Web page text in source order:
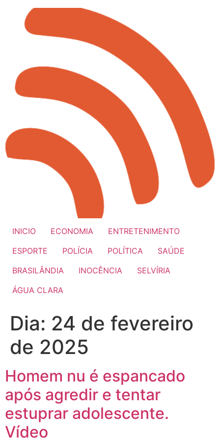
INICIO ECONOMIA
ENTRETENIMENTO
ESPORTE
POLÍCIA POLÍTICA
SAÚDE
BRASILÂNDIA
INOCÊNCIA
SELVÍRIA
ÁGUA CLARA
Dia: 24 de fevereiro
de 2025
Homem nu é espancado
após agredir e tentar
estuprar adolescente.
Vídeo